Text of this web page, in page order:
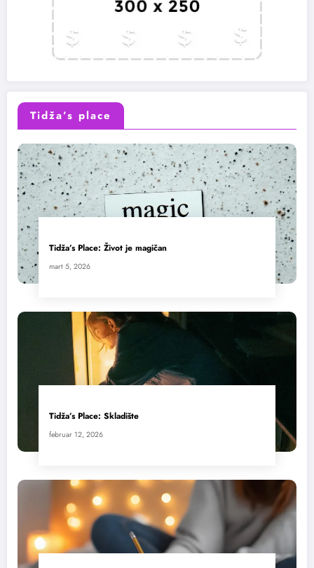
Tidža’s place
Tidža’s Place: Život je magičan
mart 5, 2026
Tidža’s Place: Skladište
februar 12, 2026